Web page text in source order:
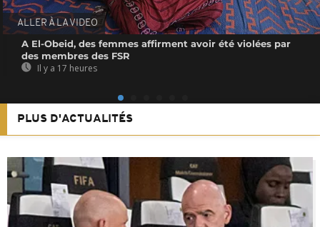
ALLER À LA VIDEO
A El-Obeid, des femmes affirment avoir été violées par
des membres des FSR
Il y a 17 heures
PLUS D'ACTUALITÉS